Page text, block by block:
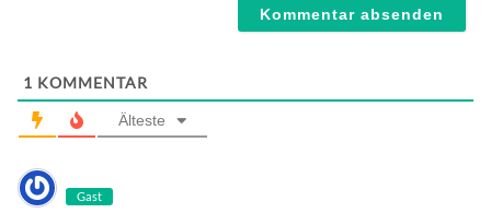
1 KOMMENTAR
Älteste
Gast